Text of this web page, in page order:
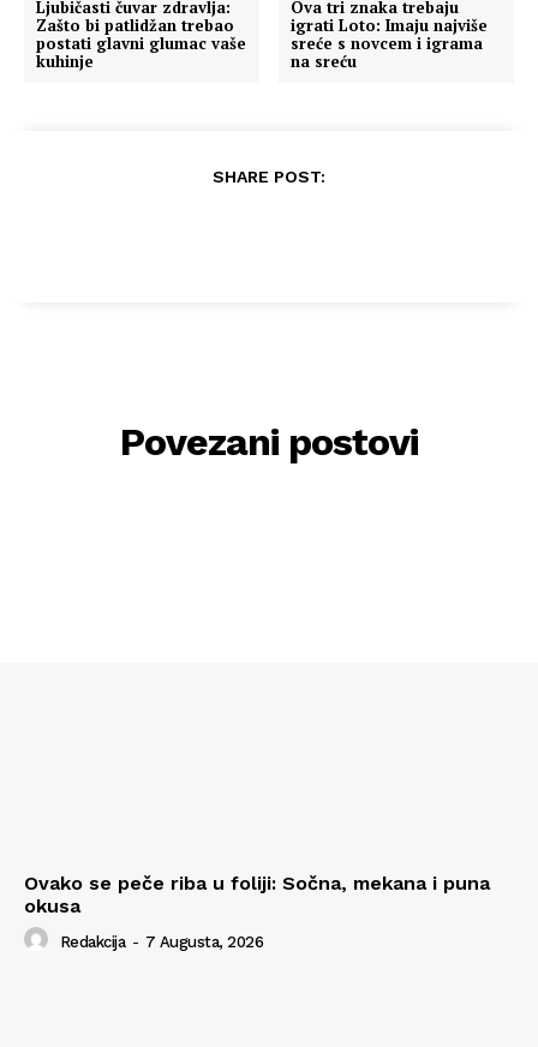
Ljubičasti čuvar zdravlja:
Zašto bi patlidžan trebao
postati glavni glumac vaše
kuhinje
Ova tri znaka trebaju
igrati Loto: Imaju najviše
sreće s novcem i igrama
na sreću
SHARE POST:
Povezani postovi
Ovako se peče riba u foliji: Sočna, mekana i puna
okusa
Redakcija - 7 Augusta, 2026